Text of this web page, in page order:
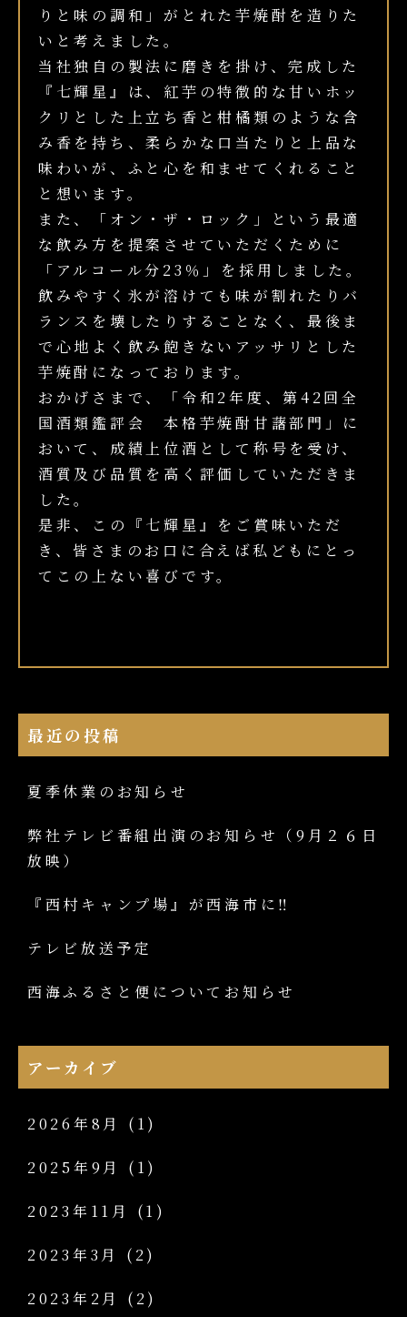
りと味の調和」がとれた芋焼酎を造りた
いと考えました。
当社独自の製法に磨きを掛け、完成した
『七輝星』は、紅芋の特徴的な甘いホッ
クリとした上立ち香と柑橘類のような含
み香を持ち、柔らかな口当たりと上品な
味わいが、ふと心を和ませてくれること
と想います。
また、「オン・ザ・ロック」という最適
な飲み方を提案させていただくために
「アルコール分23％」を採用しました。
飲みやすく氷が溶けても味が割れたりバ
ランスを壊したりすることなく、最後ま
で心地よく飲み飽きないアッサリとした
芋焼酎になっております。
おかげさまで、「令和2年度、第42回全
国酒類鑑評会 本格芋焼酎甘藷部門」に
おいて、成績上位酒として称号を受け、
酒質及び品質を高く評価していただきま
した。
是非、この『七輝星』をご賞味いただ
き、皆さまのお口に合えば私どもにとっ
てこの上ない喜びです。
最近の投稿
夏季休業のお知らせ
弊社テレビ番組出演のお知らせ（9月２６日
放映）
『西村キャンプ場』が西海市に‼
テレビ放送予定
西海ふるさと便についてお知らせ
アーカイブ
2026年8月 (1)
2025年9月 (1)
2023年11月 (1)
2023年3月 (2)
2023年2月 (2)